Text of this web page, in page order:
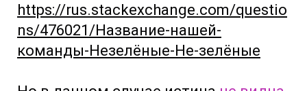
https://rus.stackexchange.com/questio
ns/476021/Название-нашей-
команды-Незелёные-Не-зелёные